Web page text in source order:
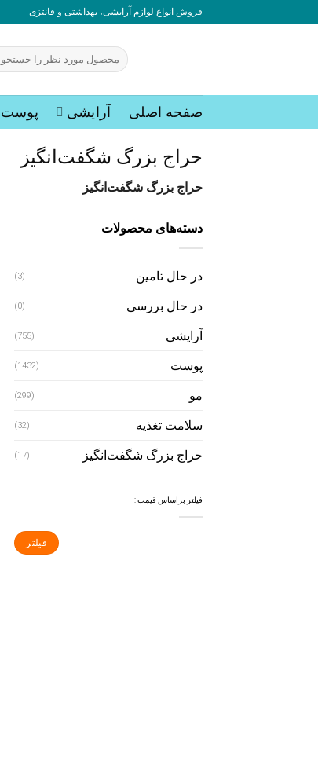
فروش انواع لوازم آرایشی، بهداشتی و فانتزی
جستجو
برای:
صفحه اصلی آرایشی پوست
حراج بزرگ شگفت‌انگیز
حراج بزرگ شگفت‌انگیز
دسته‌های محصولات
در حال تامین (3)
در حال بررسی (0)
آرایشی (755)
پوست (1432)
مو (299)
سلامت تغذیه (32)
حراج بزرگ شگفت‌انگیز (17)
فیلتر براساس قیمت :
فیلتر